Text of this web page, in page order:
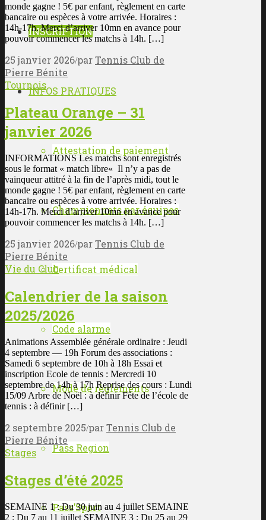
INSCRIPTION
INFOS PRATIQUES
Attestation de paiement
Championnats par équipes
Certificat médical
Code alarme
Mode de règlements
Pass Region
Pass’Sport
monde gagne ! 5€ par enfant, règlement en carte
bancaire ou espèces à votre arrivée. Horaires :
14h-17h. Merci d’arriver 10mn en avance pour
pouvoir commencer les matchs à 14h. […]
25 janvier 2026/parTennis Club de
Pierre Bénite
Tournois
Plateau Orange – 31
janvier 2026
INFORMATIONS Les matchs sont enregistrés
sous le format « match libre« Il n’y a pas de
vainqueur attitré à la fin de l’après midi, tout le
monde gagne ! 5€ par enfant, règlement en carte
bancaire ou espèces à votre arrivée. Horaires :
14h-17h. Merci d’arriver 10mn en avance pour
pouvoir commencer les matchs à 14h. […]
25 janvier 2026/parTennis Club de
Pierre Bénite
Vie du Club
Calendrier de la saison
2025/2026
Animations Assemblée générale ordinaire : Jeudi
4 septembre — 19h Forum des associations :
Samedi 6 septembre de 10h à 18h Essai et
inscription Ecole de tennis : Mercredi 10
septembre de 14h à 17h Reprise des cours : Lundi
15/09 Arbre de Noël : à définir Fête de l’école de
tennis : à définir […]
2 septembre 2025/parTennis Club de
Pierre Bénite
Stages
Stages d’été 2025
SEMAINE 1 : Du 30 juin au 4 juillet SEMAINE
2 : Du 7 au 11 juillet SEMAINE 3 : Du 25 au 29